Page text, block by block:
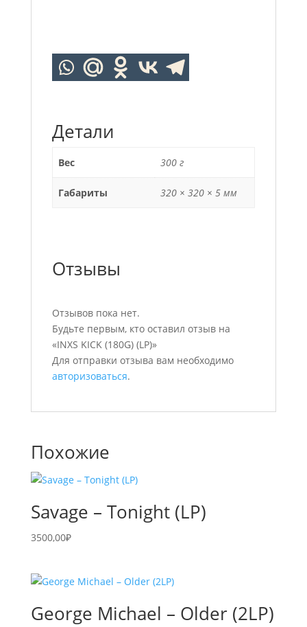
Детали
Вес 300 г
Габариты 320 × 320 × 5 мм
Отзывы
Отзывов пока нет.
Будьте первым, кто оставил отзыв на
«INXS KICK (180G) (LP)»
Для отправки отзыва вам необходимо
авторизоваться.
Похожие
Savage – Tonight (LP)
3500,00₽
George Michael – Older (2LP)